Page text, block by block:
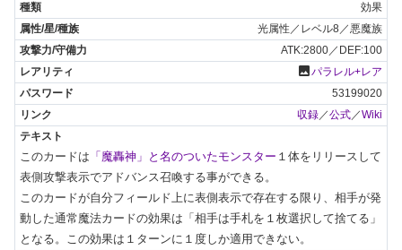
効果
光属性／レベル8／悪魔族
ATK:2800／DEF:100
photoパラレル+レア
53199020
収録／公式／Wiki
このカードは 「魔轟神」と名のついたモンスター １体をリリースして
表側攻撃表示でアドバンス召喚する事ができる。
このカードが自分フィールド上に表側表示で存在する限り、相手が発
動した通常魔法カードの効果は「相手は手札を１枚選択して捨てる」
となる。この効果は１ターンに１度しか適用できない。